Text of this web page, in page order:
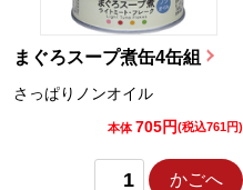
まぐろスープ煮缶4缶組
さっぱりノンオイル
本体 705円(税込761円)
かごへ